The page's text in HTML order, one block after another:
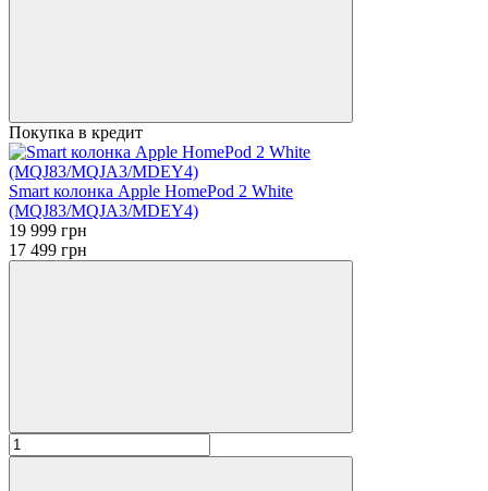
Покупка в кредит
Smart колонка Apple HomePod 2 White
(MQJ83/MQJA3/MDEY4)
19 999 грн
17 499 грн